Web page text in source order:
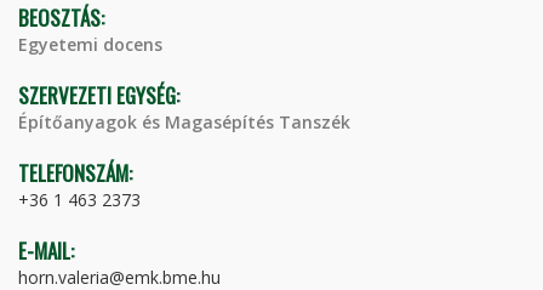
BEOSZTÁS:
Egyetemi docens
SZERVEZETI EGYSÉG:
Építőanyagok és Magasépítés Tanszék
TELEFONSZÁM:
+36 1 463 2373
E-MAIL:
horn.valeria@emk.bme.hu